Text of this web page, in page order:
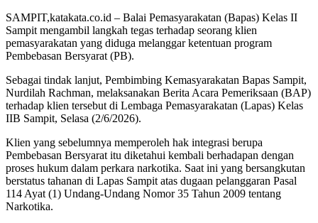
SAMPIT,katakata.co.id – Balai Pemasyarakatan (Bapas) Kelas II
Sampit mengambil langkah tegas terhadap seorang klien
pemasyarakatan yang diduga melanggar ketentuan program
Pembebasan Bersyarat (PB).
Sebagai tindak lanjut, Pembimbing Kemasyarakatan Bapas Sampit,
Nurdilah Rachman, melaksanakan Berita Acara Pemeriksaan (BAP)
terhadap klien tersebut di Lembaga Pemasyarakatan (Lapas) Kelas
IIB Sampit, Selasa (2/6/2026).
Klien yang sebelumnya memperoleh hak integrasi berupa
Pembebasan Bersyarat itu diketahui kembali berhadapan dengan
proses hukum dalam perkara narkotika. Saat ini yang bersangkutan
berstatus tahanan di Lapas Sampit atas dugaan pelanggaran Pasal
114 Ayat (1) Undang-Undang Nomor 35 Tahun 2009 tentang
Narkotika.